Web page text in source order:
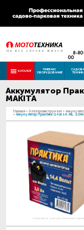
8-
00
КАТАЛОГ ПНЕВМО
ОБОРУДОВАНИЕ
Аккумулятор
MAKITA
Главная - Электроинструмент -
- Аккумулятор Практика Li-Ion 14,4В,
Наведите для увеличения